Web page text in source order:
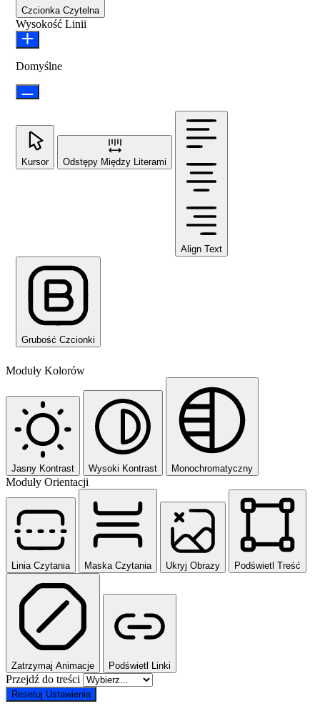
Czcionka Czytelna
Wysokość Linii
Domyślne
Kursor Odstępy Między Literami
Align Text
Grubość Czcionki
Moduły Kolorów
Jasny Kontrast Wysoki Kontrast Monochromatyczny
Moduły Orientacji
Linia Czytania Maska Czytania Ukryj Obrazy Podświetl Treść
Zatrzymaj Animacje Podświetl Linki
Przejdź do treści
Resetuj Ustawienia